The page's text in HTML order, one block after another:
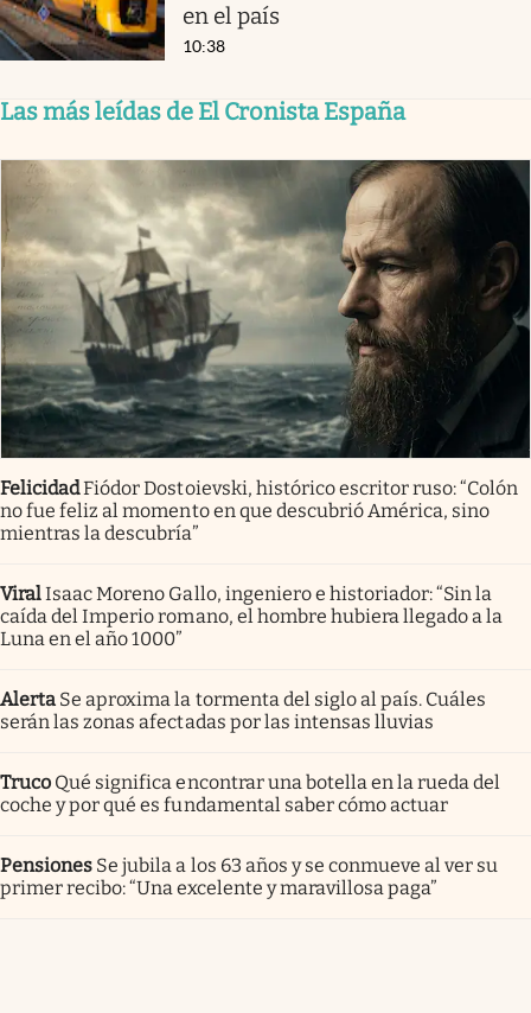
en el país
10:38
Las más leídas de El Cronista España
FelicidadFiódor Dostoievski, histórico escritor ruso: “Colón
no fue feliz al momento en que descubrió América, sino
mientras la descubría”
ViralIsaac Moreno Gallo, ingeniero e historiador: “Sin la
caída del Imperio romano, el hombre hubiera llegado a la
Luna en el año 1000”
Alerta Se aproxima la tormenta del siglo al país. Cuáles
serán las zonas afectadas por las intensas lluvias
Truco Qué significa encontrar una botella en la rueda del
coche y por qué es fundamental saber cómo actuar
Pensiones Se jubila a los 63 años y se conmueve al ver su
primer recibo: “Una excelente y maravillosa paga”